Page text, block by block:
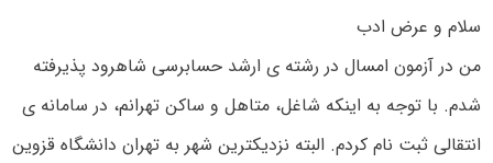
سلام و عرض ادب
من در آزمون امسال در رشته ی ارشد حسابرسی شاهرود پذیرفته
شدم. با توجه به اینکه شاغل، متاهل و ساکن تهرانم، در سامانه ی
انتقالی ثبت نام کردم. البته نزدیکترین شهر به تهران دانشگاه قزوین